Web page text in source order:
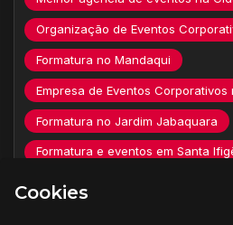
Organização de Eventos
Formatura no Mandaqui
Empresa de Eventos Corporativos
Formatura no Jardim Jabaquara
Formatura e eventos em Santa
Cookies